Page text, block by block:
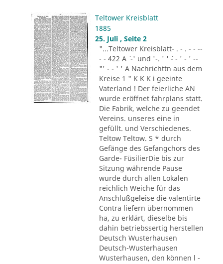
Teltower Kreisblatt
1885
25. Juli , Seite 2
"...Teltower Kreisblatt- . - . - - --
- - 422 A ´ -' und '-. ' ' ´- - ' - ' --
"' - - ' ' A Nachrichttn aus dem
Kreise 1 " K K K i geeinte
Vaterland ! Der feierliche AN
wurde eröffnet fahrplans statt.
Die Fabrik, welche zu geendet
Vereins. unseres eine in
gefüllt. und Verschiedenes.
Teltow Teltow. S * durch
Gefänge des Gefangchors des
Garde- FüsilierDie bis zur
Sitzung währende Pause
wurde durch allen Lokalen
reichlich Weiche für das
Anschlußgeleise die valentirte
Contra liefern übernommen
ha, zu erklärt, dieselbe bis
dahin betriebssertig herstellen
Deutsch Wusterhausen
Deutsch-Wusterhausen
Wusterhausen, den können l -